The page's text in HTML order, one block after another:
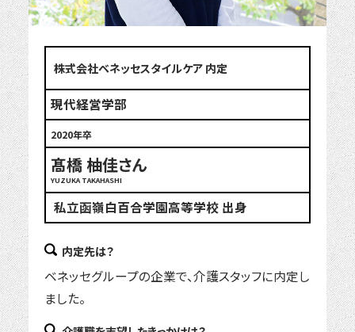
株式会社ベネッセスタイルケア 内定
現代経営学部
2020年卒
髙橋 柚佳さん
YUZUKA TAKAHASHI
私立函嶺白百合学園高等学校 出身
内定先は？
ベネッセグループの企業で、介護スタッフに内定し
ました。